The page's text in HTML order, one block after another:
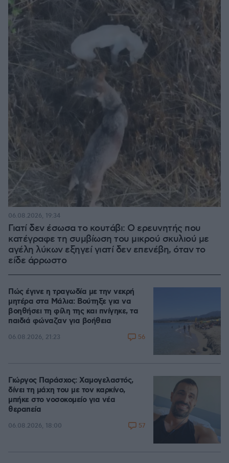
Γιατί δεν έσωσα το κουτάβι: Ο ερευνητής που
κατέγραφε τη συμβίωση του μικρού σκυλιού με
αγέλη λύκων εξηγεί γιατί δεν επενέβη, όταν το
είδε άρρωστο
06.08.2026, 19:34
Πώς έγινε η τραγωδία με την νεκρή
μητέρα στα Μάλια: Βούτηξε για να
βοηθήσει τη φίλη της και πνίγηκε, τα
παιδιά φώναζαν για βοήθεια
06.08.2026, 21:23 56
Γιώργος Παράσχος: Χαμογελαστός,
δίνει τη μάχη του με τον καρκίνο,
μπήκε στο νοσοκομείο για νέα
θεραπεία
06.08.2026, 18:00 57